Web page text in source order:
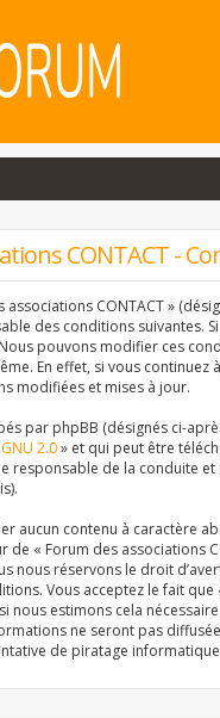
CONTACT -
associations CONTACT »
des conditions suivantes.
pouvons modifier ces
En effet, si vous
modifiées et mises à jour.
par phpBB (désignés ci-
2.0» et qui peut être
responsable de la conduite
aucun contenu à caractère
de « Forum des associations
nous réservons le droit
Vous acceptez le fait
nous estimons cela
ne seront pas
de piratage